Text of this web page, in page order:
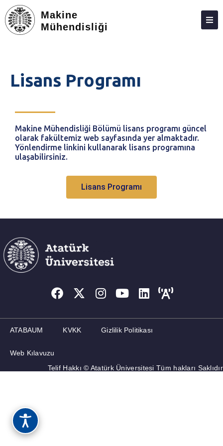
Makine
Mühendisliği
KIŞILER
ÖĞRENCILER (LISANSÜSTÜ)
SEÇMELI TASARIM DERSI
İŞLETMEDE MESLEKI EĞITIM (İME)
ADAY ÖĞRENCILER
İLETIŞIM
Lisans Programı
Makine Mühendisliği Bölümü lisans programı güncel
olarak fakültemiz web sayfasında yer almaktadır.
Yönlendirme linkini kullanarak lisans programına
ulaşabilirsiniz.
Lisans Programı
ATABAUM KVKK Gizlilik Politikası
Web Kılavuzu
Telif Hakkı © Atatürk Üniversitesi Tüm hakları Saklıdır